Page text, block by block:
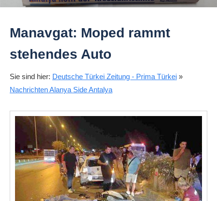
Manavgat: Moped rammt
stehendes Auto
Sie sind hier: Deutsche Türkei Zeitung - Prima Türkei »
Nachrichten Alanya Side Antalya